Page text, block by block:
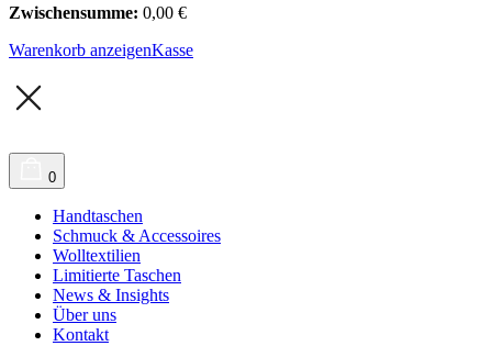
Zwischensumme: 0,00 €
Warenkorb anzeigenKasse
0
Handtaschen
Schmuck & Accessoires
Wolltextilien
Limitierte Taschen
News & Insights
Über uns
Kontakt